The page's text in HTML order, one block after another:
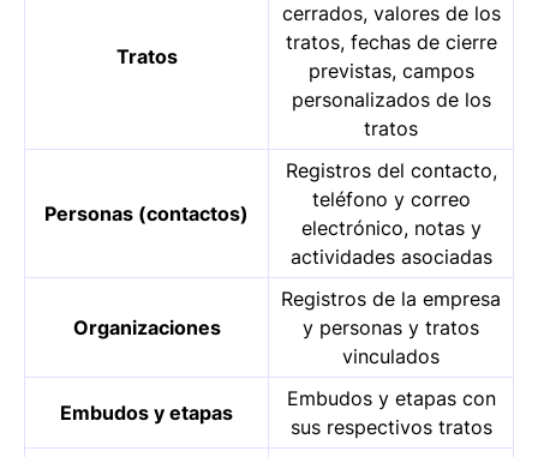
Tratos
cerrados, valores de los
tratos, fechas de cierre
previstas, campos
personalizados de los
tratos
Personas (contactos)
Registros del contacto,
teléfono y correo
electrónico, notas y
actividades asociadas
Organizaciones
Registros de la empresa
y personas y tratos
vinculados
Embudos y etapas
Embudos y etapas con
sus respectivos tratos